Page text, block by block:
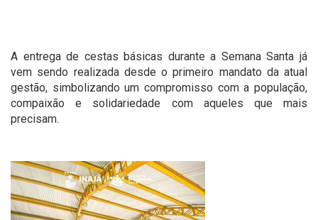
A entrega de cestas básicas durante a Semana Santa já
vem sendo realizada desde o primeiro mandato da atual
gestão, simbolizando um compromisso com a população,
compaixão e solidariedade com aqueles que mais
precisam.